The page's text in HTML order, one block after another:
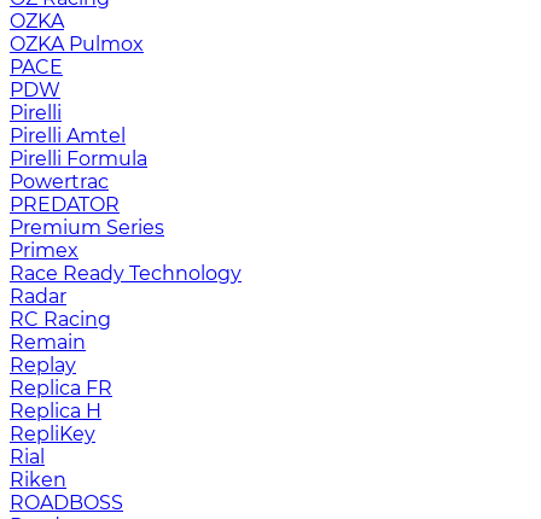
OZKA
OZKA Pulmox
PACE
PDW
Pirelli
Pirelli Amtel
Pirelli Formula
Powertrac
PREDATOR
Premium Series
Primex
Race Ready Technology
Radar
RC Racing
Remain
Replay
Replica FR
Replica H
RepliKey
Rial
Riken
ROADBOSS